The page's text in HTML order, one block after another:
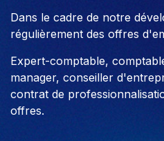
Dans le cadre de notre
régulièrement des offres
Expert-comptable,
manager, conseiller
contrat de
offres.